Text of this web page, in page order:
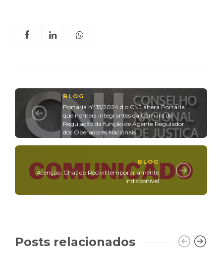
BLOG
Portaria nº 15/2024 d o CNJ altera Portaria
que nomeia integrantes da Câmara de
Regulação da função de Agente Regulador
dos Operadores Nacionais
BLOG
Atenção: Chat do Recivil temporariamente
indisponível
Posts relacionados